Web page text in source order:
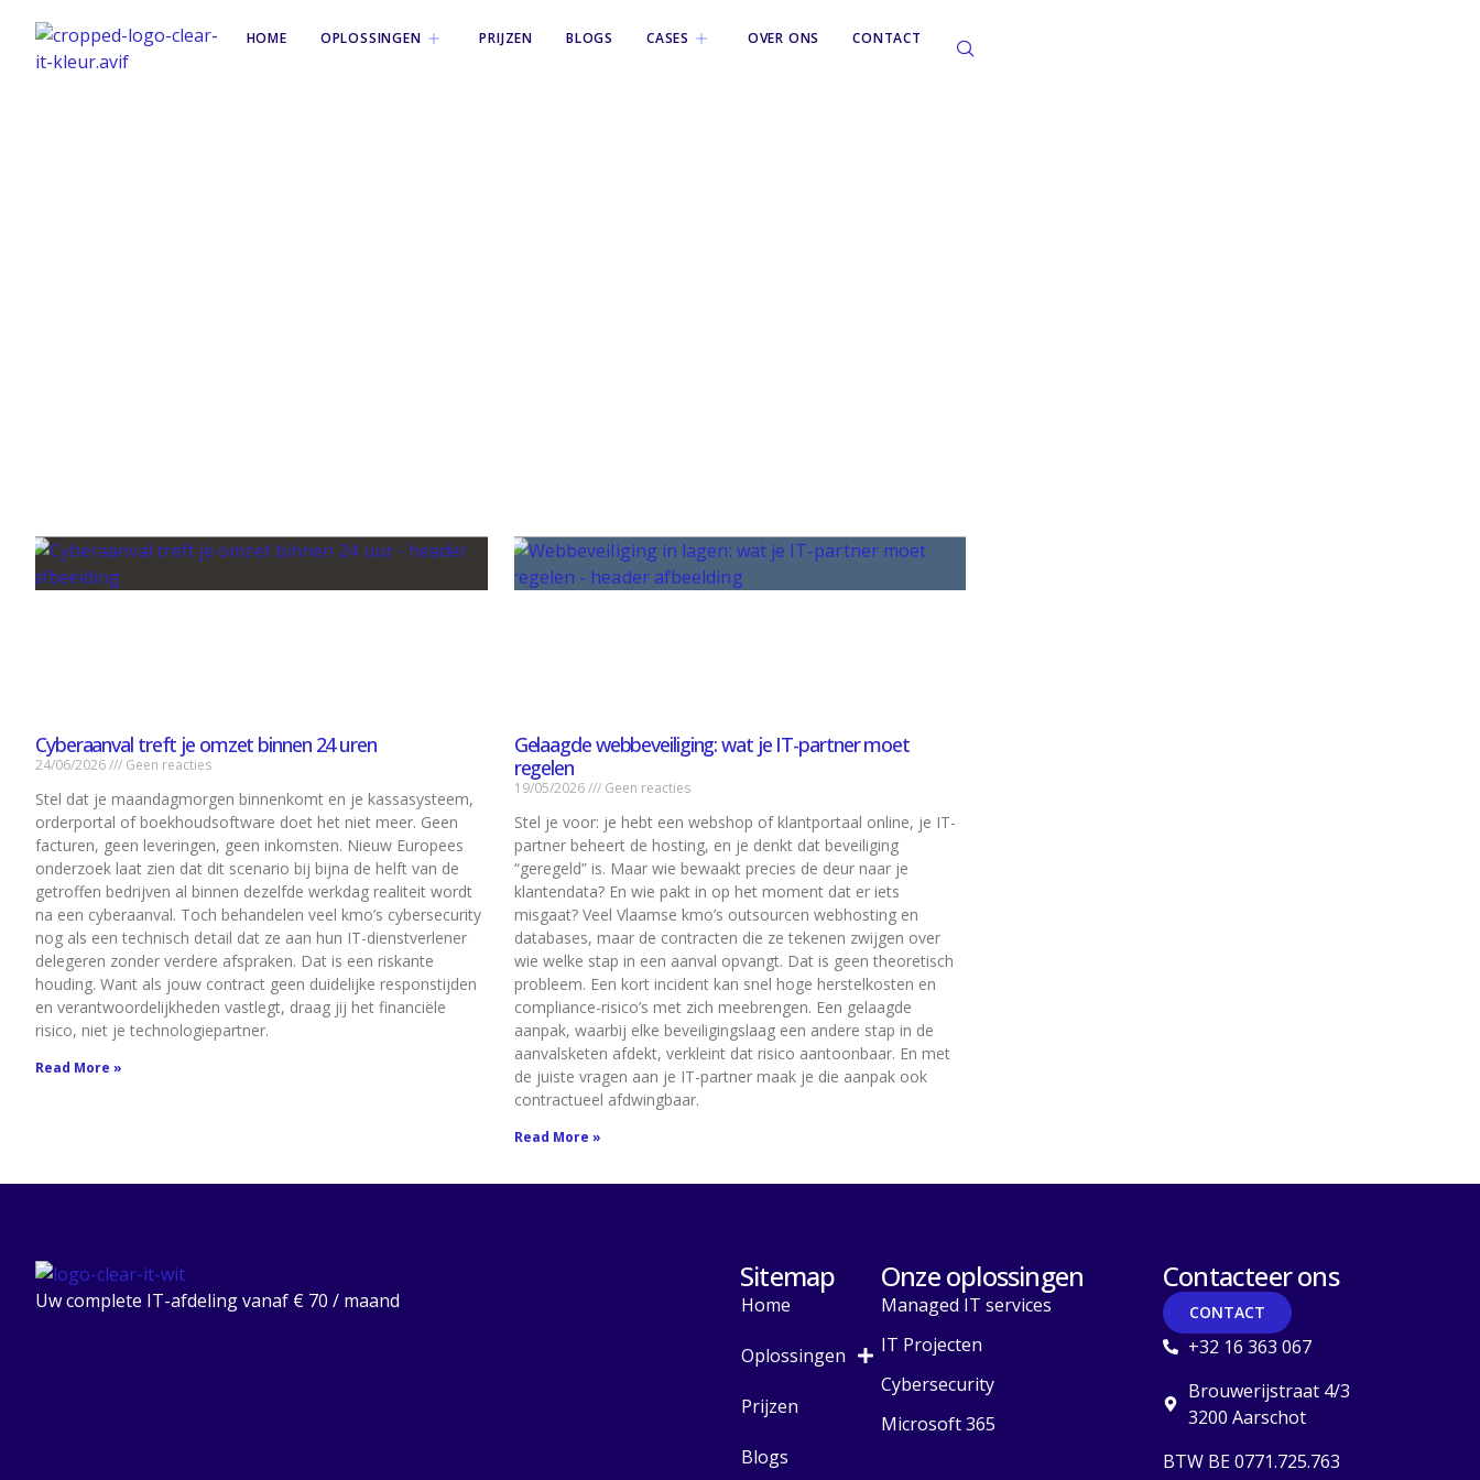
HOME OPLOSSINGEN PRIJZEN BLOGS CASES OVER ONS CONTACT
Cyberaanval treft je omzet binnen 24 uren
24/06/2026 Geen reacties
Stel dat je maandagmorgen binnenkomt en je kassasysteem,
orderportal of boekhoudsoftware doet het niet meer. Geen
facturen, geen leveringen, geen inkomsten. Nieuw Europees
onderzoek laat zien dat dit scenario bij bijna de helft van de
getroffen bedrijven al binnen dezelfde werkdag realiteit wordt
na een cyberaanval. Toch behandelen veel kmo’s cybersecurity
nog als een technisch detail dat ze aan hun IT-dienstverlener
delegeren zonder verdere afspraken. Dat is een riskante
houding. Want als jouw contract geen duidelijke responstijden
en verantwoordelijkheden vastlegt, draag jij het financiële
risico, niet je technologiepartner.
Read More »
Gelaagde webbeveiliging: wat je IT-partner moet
regelen
19/05/2026 Geen reacties
Stel je voor: je hebt een webshop of klantportaal online, je IT-
partner beheert de hosting, en je denkt dat beveiliging
“geregeld” is. Maar wie bewaakt precies de deur naar je
klantendata? En wie pakt in op het moment dat er iets
misgaat? Veel Vlaamse kmo’s outsourcen webhosting en
databases, maar de contracten die ze tekenen zwijgen over
wie welke stap in een aanval opvangt. Dat is geen theoretisch
probleem. Een kort incident kan snel hoge herstelkosten en
compliance-risico’s met zich meebrengen. Een gelaagde
aanpak, waarbij elke beveiligingslaag een andere stap in de
aanvalsketen afdekt, verkleint dat risico aantoonbaar. En met
de juiste vragen aan je IT-partner maak je die aanpak ook
contractueel afdwingbaar.
Read More »
Uw complete IT-afdeling vanaf € 70 / maand
Sitemap
Home
Oplossingen
Prijzen
Blogs
Onze oplossingen
Managed IT services
IT Projecten
Cybersecurity
Microsoft 365
Contacteer ons
CONTACT
+32 16 363 067
Brouwerijstraat 4/3
3200 Aarschot
BTW BE 0771.725.763